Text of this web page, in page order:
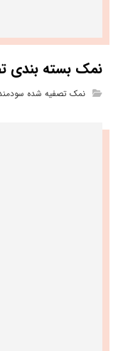
نمک بسته بندی
نمک تصفیه شده